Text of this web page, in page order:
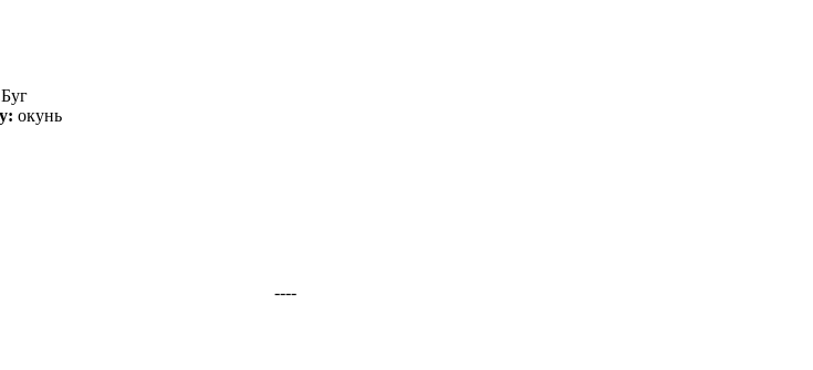
окунь
----